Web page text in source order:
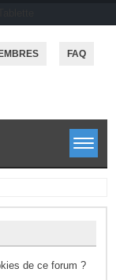
FAQ
de ce forum ?